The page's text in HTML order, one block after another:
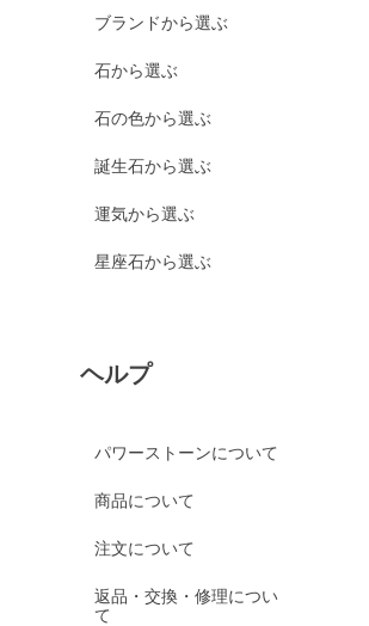
ブランドから選ぶ
石から選ぶ
石の色から選ぶ
誕生石から選ぶ
運気から選ぶ
星座石から選ぶ
ヘルプ
パワーストーンについて
商品について
注文について
返品・交換・修理につい
て